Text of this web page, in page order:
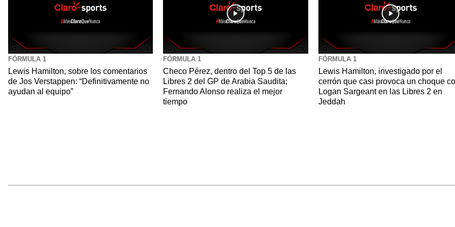
FÓRMULA 1
Lewis Hamilton, sobre los comentarios
de Jos Verstappen: “Definitivamente no
ayudan al equipo”
FÓRMULA 1
Checo Pérez, dentro del Top 5 de las
Libres 2 del GP de Arabia Saudita;
Fernando Alonso realiza el mejor
tiempo
FÓRMULA 1
Lewis Hamilton, investigado por el
cerrón que casi provoca un choque
Logan Sargeant en las Libres 2 en
Jeddah